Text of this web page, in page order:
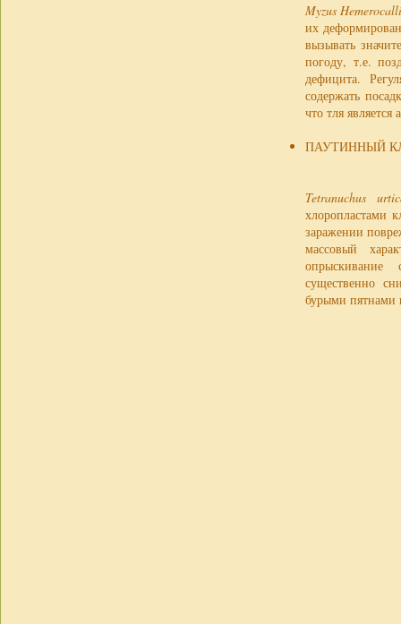
Myzus
их
вызывать
погоду, т.е.
дефицита.
содержать
что тля
ПАУТИННЫЙ
Tetranuchus
хлоропластами
заражении
массовый
опрыскивание
существенно
бурыми пятнами